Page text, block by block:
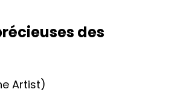
des
Artist)